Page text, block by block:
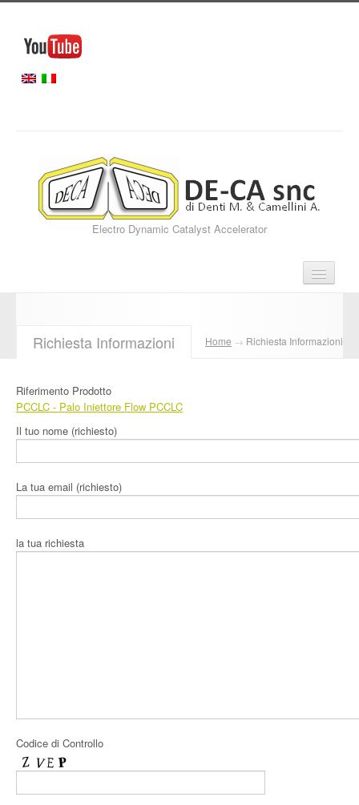
Electro Dynamic Catalyst Accelerator
Servizi
Area Download
Contatti
Richiesta Informazioni Home → Richiesta Informazioni
Riferimento Prodotto
PCCLC - Palo Iniettore Flow PCCLC
Il tuo nome (richiesto)
La tua email (richiesto)
la tua richiesta
Codice di Controllo